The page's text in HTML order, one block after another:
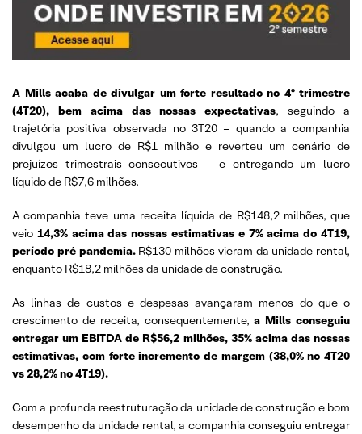
A Mills acaba de divulgar um forte resultado no 4º trimestre
(4T20), bem acima das nossas expectativas, seguindo a
trajetória positiva observada no 3T20 – quando a companhia
divulgou um lucro de R$1 milhão e reverteu um cenário de
prejuízos trimestrais consecutivos – e entregando um lucro
líquido de R$7,6 milhões.
A companhia teve uma receita líquida de R$148,2 milhões, que
veio 14,3% acima das nossas estimativas e 7% acima do 4T19,
período pré pandemia. R$130 milhões vieram da unidade rental,
enquanto R$18,2 milhões da unidade de construção.
As linhas de custos e despesas avançaram menos do que o
crescimento de receita, consequentemente,a Mills conseguiu
entregar um EBITDA de R$56,2 milhões, 35% acima das nossas
estimativas, com forte incremento de margem (38,0% no 4T20
vs 28,2% no 4T19).
Com a profunda reestruturação da unidade de construção e bom
desempenho da unidade rental, a companhia conseguiu entregar